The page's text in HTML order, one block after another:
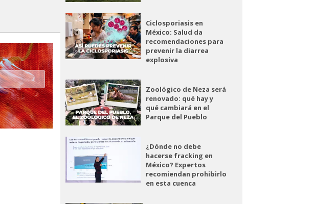
Ciclosporiasis en
México: Salud da
recomendaciones para
prevenir la diarrea
explosiva
Zoológico de Neza será
renovado: qué hay y
qué cambiará en el
Parque del Pueblo
¿Dónde no debe
hacerse fracking en
México? Expertos
recomiendan prohibirlo
en esta cuenca